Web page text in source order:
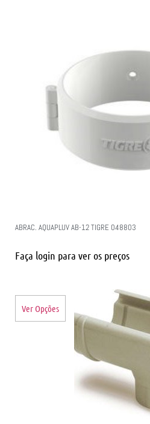
ABRAC. AQUAPLUV AB-12 TIGRE 048803
Faça login para ver os preços
Ver Opções